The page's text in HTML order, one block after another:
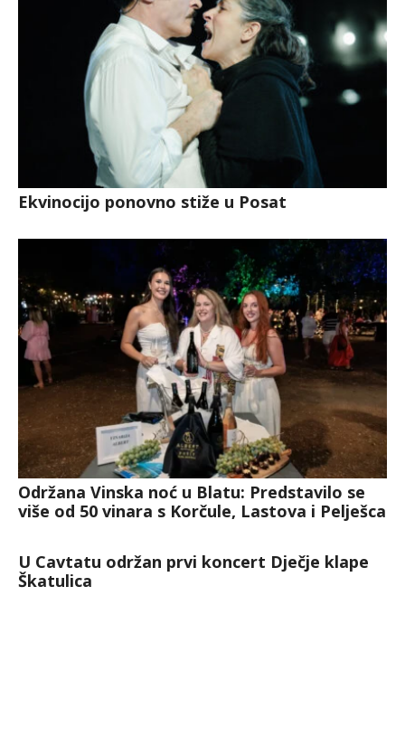
Ekvinocijo ponovno stiže u Posat
Održana Vinska noć u Blatu: Predstavilo se
više od 50 vinara s Korčule, Lastova i Pelješca
U Cavtatu održan prvi koncert Dječje klape
Škatulica